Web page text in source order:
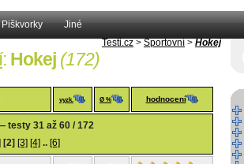
Piškvorky
Jiné
Testi.cz > Sportovní > Hokej
: Hokej (172)
vyzk. Ø % hodnocení
testy 31 až 60 / 172
[2] [3] [4] .. [6]